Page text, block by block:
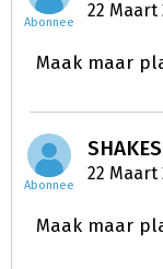
Abonnee
22 Maart
Maak maar
Abonnee
22 Maart
Maak maar